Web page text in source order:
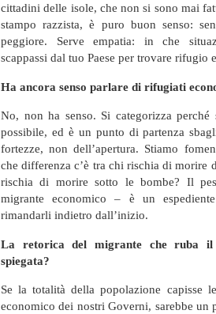
cittadini delle isole, che non si sono mai
stampo razzista, è puro buon senso:
peggiore. Serve empatia: in che
scappassi dal tuo Paese per trovare rifugio
Ha ancora senso parlare di rifugiati
No, non ha senso. Si categorizza
possibile, ed è un punto di partenza
fortezze, non dell’apertura. Stiamo
che differenza c’è tra chi rischia di morire
rischia di morire sotto le bombe? Il
migrante economico – è un
rimandarli indietro dall’inizio.
La retorica del migrante che ruba il
spiegata?
Se la totalità della popolazione capisse
economico dei nostri Governi, sarebbe un